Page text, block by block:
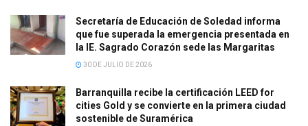
Secretaría de Educación de Soledad informa
que fue superada la emergencia presentada en
la IE. Sagrado Corazón sede las Margaritas
30 DE JULIO DE 2026
Barranquilla recibe la certificación LEED for
cities Gold y se convierte en la primera ciudad
sostenible de Suramérica